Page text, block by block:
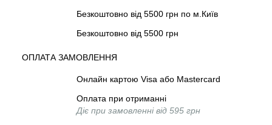
Безкоштовно від 5500 грн по м.Київ
Безкоштовно від 5500 грн
ОПЛАТА ЗАМОВЛЕННЯ
Онлайн картою Visa або Mastercard
Оплата при отриманні
Діє при замовленні від 595 грн